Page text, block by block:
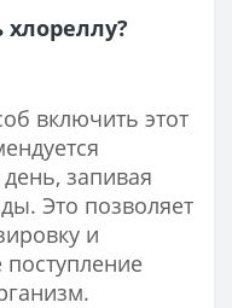
хлореллу?
включить этот
запивая
Это позволяет
и
поступление